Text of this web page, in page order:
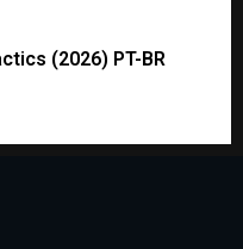
(2026) PT-BR